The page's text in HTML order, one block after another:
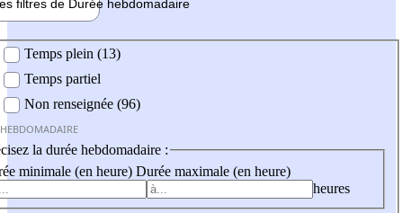
filtres de Durée hebdomadaire
Temps plein (13)
Temps partiel
Non renseignée (96)
la durée hebdomadaire :
minimale (en heure) Durée maximale (en heure)
heures